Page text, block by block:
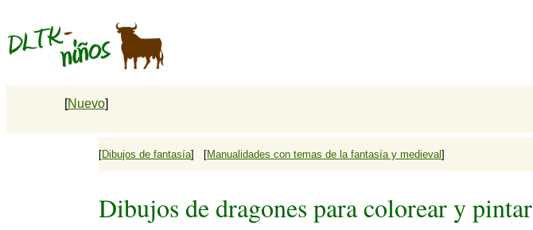
[Nuevo]
[Dibujos de fantasía] [Manualidades con temas de la fantasía y medieval]
Dibujos de dragones para colorear y pintar